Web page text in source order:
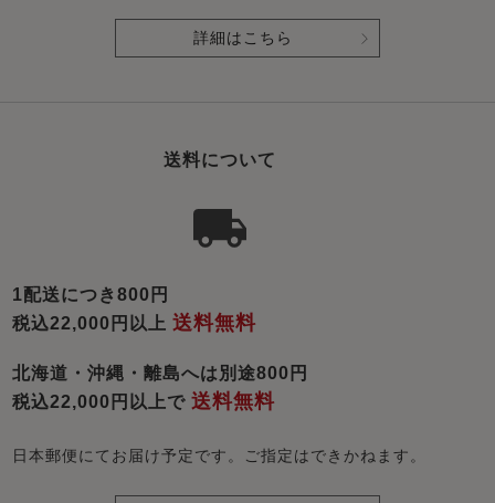
詳細はこちら
送料について
1配送につき800円
税込22,000円以上送料無料
北海道・沖縄・離島へは別途800円
税込22,000円以上で送料無料
日本郵便にてお届け予定です。ご指定はできかねます。